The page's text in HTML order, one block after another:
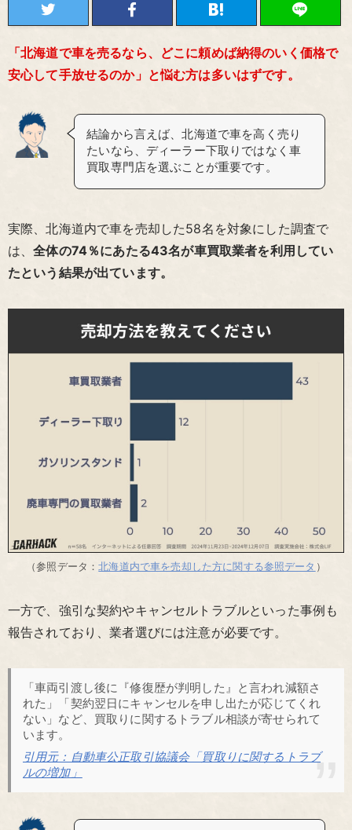
「北海道で車を売るなら、どこに頼めば納得のいく価格で
安心して手放せるのか」と悩む方は多いはずです。
結論から言えば、北海道で車を高く売り
たいなら、ディーラー下取りではなく車
買取専門店を選ぶことが重要です。
実際、北海道内で車を売却した58名を対象にした調査で
は、全体の74％にあたる43名が車買取業者を利用してい
たという結果が出ています。
（参照データ：北海道内で車を売却した方に関する参照データ ）
一方で、強引な契約やキャンセルトラブルといった事例も
報告されており、業者選びには注意が必要です。
「車両引渡し後に『修復歴が判明した』と言われ減額さ
れた」「契約翌日にキャンセルを申し出たが応じてくれ
ない」など、買取りに関するトラブル相談が寄せられて
います。
引用元：自動車公正取引協議会「買取りに関するトラブ
ルの増加」